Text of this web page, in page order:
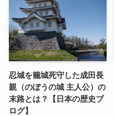
忍城を籠城死守した成田長
親（のぼうの城 主人公）の
末路とは？【日本の歴史ブ
ログ】